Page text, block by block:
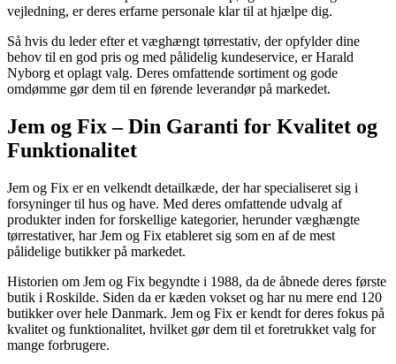
vejledning, er deres erfarne personale klar til at hjælpe dig.
Så hvis du leder efter et væghængt tørrestativ, der opfylder dine
behov til en god pris og med pålidelig kundeservice, er Harald
Nyborg et oplagt valg. Deres omfattende sortiment og gode
omdømme gør dem til en førende leverandør på markedet.
Jem og Fix – Din Garanti for Kvalitet og
Funktionalitet
Jem og Fix er en velkendt detailkæde, der har specialiseret sig i
forsyninger til hus og have. Med deres omfattende udvalg af
produkter inden for forskellige kategorier, herunder væghængte
tørrestativer, har Jem og Fix etableret sig som en af de mest
pålidelige butikker på markedet.
Historien om Jem og Fix begyndte i 1988, da de åbnede deres første
butik i Roskilde. Siden da er kæden vokset og har nu mere end 120
butikker over hele Danmark. Jem og Fix er kendt for deres fokus på
kvalitet og funktionalitet, hvilket gør dem til et foretrukket valg for
mange forbrugere.